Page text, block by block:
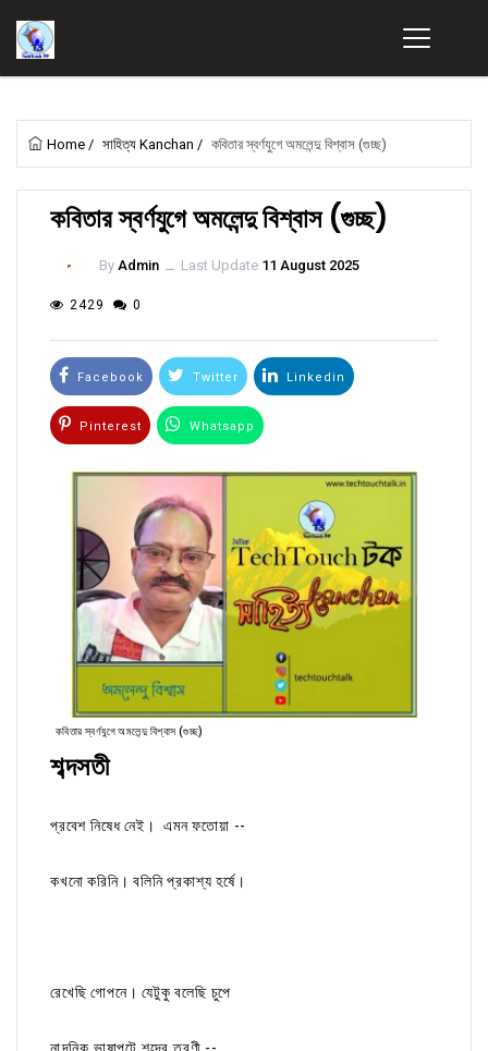
Home / সাহিত্য Kanchan / কবিতার স্বর্ণযুগে অমলেন্দু বিশ্বাস (গুচ্ছ)
কবিতার স্বর্ণযুগে অমলেন্দু বিশ্বাস (গুচ্ছ)
By Admin ــ Last Update 11 August 2025
2429 0
Facebook Twitter Linkedin
Pinterest Whatsapp
কবিতার স্বর্ণযুগে অমলেন্দু বিশ্বাস (গুচ্ছ)
শব্দসতী
প্রবেশ নিষেধ নেই। এমন ফতোয়া --
কখনো করিনি। বলিনি প্রকাশ্য হর্ষে।
রেখেছি গোপনে। যেটুকু বলেছি চুপে